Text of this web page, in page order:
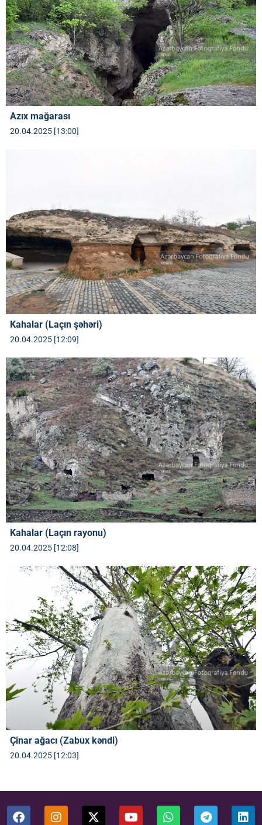
Azıx mağarası
20.04.2025 [13:00]
Kahalar (Laçın şəhəri)
20.04.2025 [12:09]
Kahalar (Laçın rayonu)
20.04.2025 [12:08]
Çinar ağacı (Zabux kəndi)
20.04.2025 [12:03]